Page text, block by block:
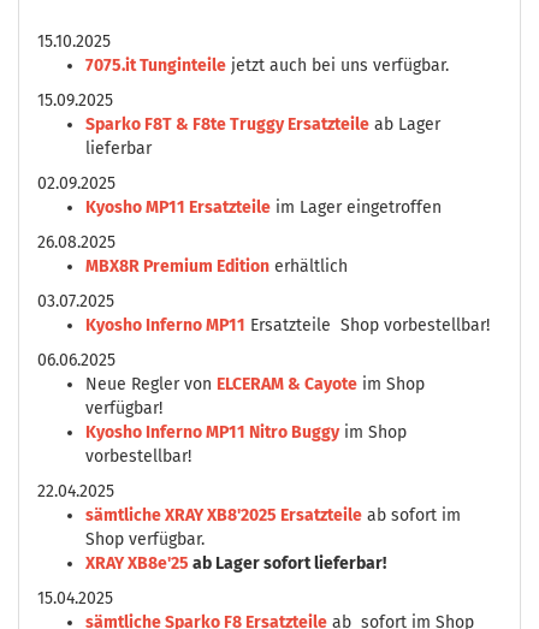
15.10.2025
7075.it Tunginteile jetzt auch bei uns verfügbar.
15.09.2025
Sparko F8T & F8te Truggy Ersatzteile ab Lager
lieferbar
02.09.2025
Kyosho MP11 Ersatzteile im Lager eingetroffen
26.08.2025
MBX8R Premium Edition erhältlich
03.07.2025
Kyosho Inferno MP11 Ersatzteile Shop vorbestellbar!
06.06.2025
Neue Regler von ELCERAM & Cayote im Shop
verfügbar!
Kyosho Inferno MP11 Nitro Buggyim Shop
vorbestellbar!
22.04.2025
sämtliche XRAY XB8'2025 Ersatzteile ab sofort im
Shop verfügbar.
XRAY XB8e'25 ab Lager sofort lieferbar!
15.04.2025
sämtliche Sparko F8 Ersatzteile ab sofort im Shop